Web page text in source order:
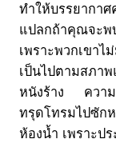
ทำให้บรรยากา
แปลกถ้าคุณจะพ
เพราะพวกเขาไ
เป็นไปตามสภา
หนังร้าง ความ
ทรุดโทรมไปซัก
ห้องน้ำ เพราะป